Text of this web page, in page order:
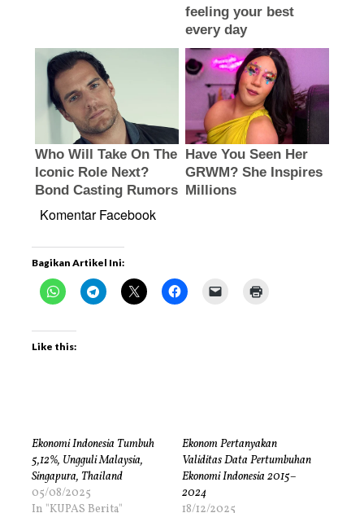
Komentar Facebook
Bagikan Artikel Ini:
Like this:
Ekonomi Indonesia Tumbuh
5,12%, Ungguli Malaysia,
Singapura, Thailand
05/08/2025
In "KUPAS Berita"
Ekonom Pertanyakan
Validitas Data Pertumbuhan
Ekonomi Indonesia 2015–
2024
18/12/2025